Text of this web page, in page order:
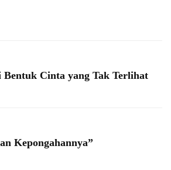
Bentuk Cinta yang Tak Terlihat
Kepongahannya”